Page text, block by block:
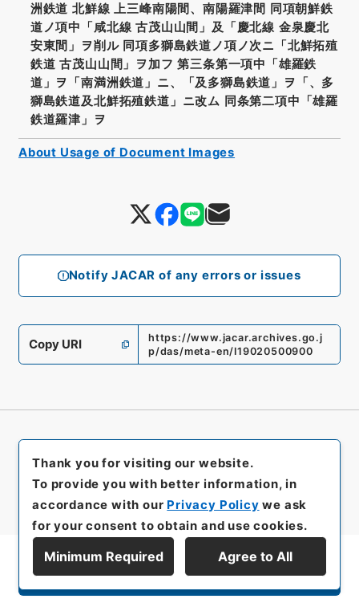
Notify JACAR of any errors or issues
洲鉄道 北鮮線 上三峰南陽間、南陽羅津間 同項朝鮮鉄
道ノ項中「咸北線 古茂山山間」及「慶北線 金泉慶北
安東間」ヲ削ル 同項多獅島鉄道ノ項ノ次ニ「北鮮拓殖
鉄道 古茂山山間」ヲ加フ 第三条第一項中「雄羅鉄
道」ヲ「南満洲鉄道」ニ、「及多獅島鉄道」ヲ「、多
獅島鉄道及北鮮拓殖鉄道」ニ改ム 同条第二項中「雄羅
鉄道羅津」ヲ
Copy URI
https://www.jacar.archives.go.j
p/das/meta-en/I19020500900
About Usage of Document Images
Display Series Hierarchy
Thank you for visiting our website.
To provide you with better information, in
accordance with our Privacy Policy we ask
for your consent to obtain and use cookies.
Minimum Required Agree to All